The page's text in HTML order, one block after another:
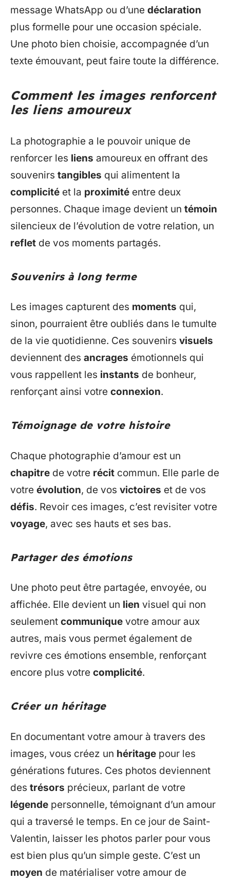
message WhatsApp ou d’une déclaration
plus formelle pour une occasion spéciale.
Une photo bien choisie, accompagnée d’un
texte émouvant, peut faire toute la différence.
Comment les images renforcent
les liens amoureux
La photographie a le pouvoir unique de
renforcer les liens amoureux en offrant des
souvenirs tangibles qui alimentent la
complicité et la proximité entre deux
personnes. Chaque image devient un témoin
silencieux de l’évolution de votre relation, un
reflet de vos moments partagés.
Souvenirs à long terme
Les images capturent des moments qui,
sinon, pourraient être oubliés dans le tumulte
de la vie quotidienne. Ces souvenirs visuels
deviennent des ancrages émotionnels qui
vous rappellent les instants de bonheur,
renforçant ainsi votre connexion.
Témoignage de votre histoire
Chaque photographie d’amour est un
chapitre de votre récit commun. Elle parle de
votre évolution, de vos victoires et de vos
défis. Revoir ces images, c’est revisiter votre
voyage, avec ses hauts et ses bas.
Partager des émotions
Une photo peut être partagée, envoyée, ou
affichée. Elle devient un lien visuel qui non
seulement communique votre amour aux
autres, mais vous permet également de
revivre ces émotions ensemble, renforçant
encore plus votre complicité.
Créer un héritage
En documentant votre amour à travers des
images, vous créez un héritage pour les
générations futures. Ces photos deviennent
des trésors précieux, parlant de votre
légende personnelle, témoignant d’un amour
qui a traversé le temps. En ce jour de Saint-
Valentin, laisser les photos parler pour vous
est bien plus qu’un simple geste. C’est un
moyen de matérialiser votre amour de